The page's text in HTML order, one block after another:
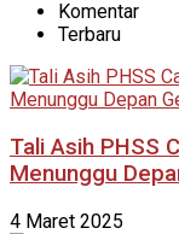
Komentar
Terbaru
Tali Asih PHSS
Menunggu
4 Maret 2025